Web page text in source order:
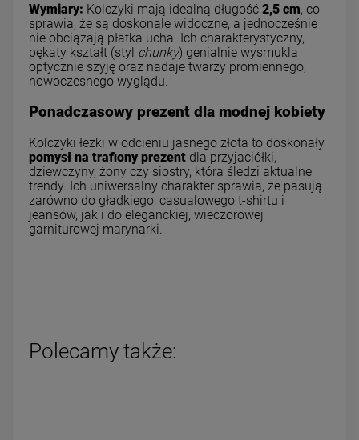
Wymiary: Kolczyki mają idealną długość 2,5 cm, co
sprawia, że są doskonale widoczne, a jednocześnie
nie obciążają płatka ucha. Ich charakterystyczny,
pękaty kształt (styl chunky) genialnie wysmukla
optycznie szyję oraz nadaje twarzy promiennego,
nowoczesnego wyglądu.
Ponadczasowy prezent dla modnej kobiety
Kolczyki łezki w odcieniu jasnego złota to doskonały
pomysł na trafiony prezent dla przyjaciółki,
dziewczyny, żony czy siostry, która śledzi aktualne
trendy. Ich uniwersalny charakter sprawia, że pasują
zarówno do gładkiego, casualowego t-shirtu i
jeansów, jak i do eleganckiej, wieczorowej
garniturowej marynarki.
Polecamy także: